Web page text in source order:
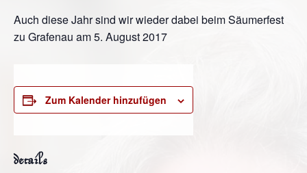
Auch diese Jahr sind wir wieder dabei beim Säumerfest
zu Grafenau am 5. August 2017
Zum Kalender hinzufügen
details